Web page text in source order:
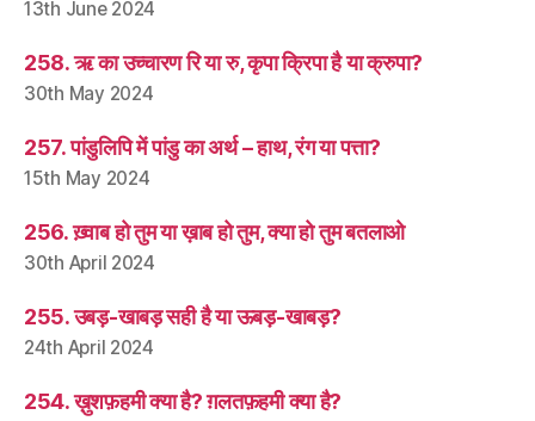
13th June 2024
258. ऋ का उच्चारण रि या रु, कृपा क्रिपा है या क्रुपा?
30th May 2024
257. पांडुलिपि में पांडु का अर्थ – हाथ, रंग या पत्ता?
15th May 2024
256. ख़्वाब हो तुम या ख़ाब हो तुम, क्या हो तुम बतलाओ
30th April 2024
255. उबड़-खाबड़ सही है या ऊबड़-खाबड़?
24th April 2024
254. ख़ुशफ़हमी क्या है? ग़लतफ़हमी क्या है?